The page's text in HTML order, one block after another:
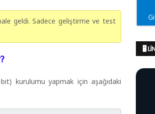
geldi. Sadece geliştirme ve test
kurulumu yapmak için aşağıdaki
🖥️